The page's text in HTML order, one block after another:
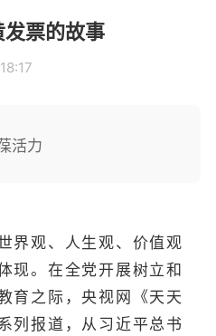
票的故事
活力
界观、人生观、价值观
现。在全党开展树立和
育之际，央视网《天天
列报道，从习近平总书